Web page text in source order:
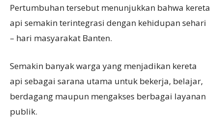
Pertumbuhan tersebut menunjukkan bahwa kereta
api semakin terintegrasi dengan kehidupan sehari
– hari masyarakat Banten.
Semakin banyak warga yang menjadikan kereta
api sebagai sarana utama untuk bekerja, belajar,
berdagang maupun mengakses berbagai layanan
publik.